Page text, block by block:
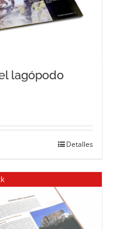
lagópodo
Detalles